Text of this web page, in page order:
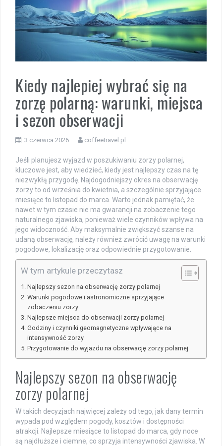
Kiedy najlepiej wybrać się na
zorzę polarną: warunki, miejsca
i sezon obserwacji
3 czerwca 2026 coffeetravel.pl
Jeśli planujesz wyjazd w poszukiwaniu zorzy polarnej,
kluczowe jest, aby wiedzieć, kiedy jest najlepszy czas na tę
niezwykłą przygodę. Najdogodniejszy okres na obserwację
zorzy to od września do kwietnia, a szczególnie sprzyjające
miesiące to listopad do marca. Warto jednak pamiętać, że
nawet w tym czasie nie ma gwarancji na zobaczenie tego
naturalnego zjawiska, ponieważ wiele czynników wpływa na
jego widoczność. Aby maksymalnie zwiększyć szanse na
udaną obserwację, należy również zwrócić uwagę na warunki
pogodowe, lokalizację oraz odpowiednie przygotowanie.
W tym artykule przeczytasz
Najlepszy sezon na obserwację zorzy polarnej
Warunki pogodowe i astronomiczne sprzyjające
zobaczeniu zorzy
Najlepsze miejsca do obserwacji zorzy polarnej
Godziny i czynniki geomagnetyczne wpływające na
intensywność zorzy
Przygotowanie do wyjazdu na obserwację zorzy polarnej
Najlepszy sezon na obserwację
zorzy polarnej
W takich decyzjach najwięcej zależy od tego, jak dany termin
wypada pod względem pogody, kosztów i dostępności
atrakcji. Najlepsze miesiące to listopad do marca, gdy noce
są najdłuższe i ciemne, co sprzyja intensywności zjawiska. W